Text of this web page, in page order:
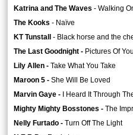
Katrina and The Waves - Walking
The Kooks - Naïve
KT Tunstall
- Black horse and the
The Last Goodnight - Pictures Of You
Lily Allen - Take What You Take
Maroon 5 - She Will Be Loved
Marvin Gaye - I Heard It Through
Mighty Mighty Bosstones - The
Nelly Furtado - Turn Off The Light